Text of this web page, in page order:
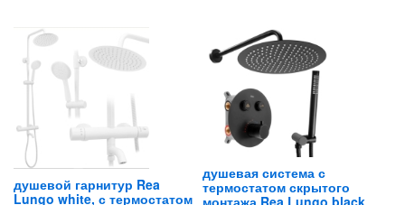
душевой гарнитур Rea
Lungo white, с термостатом
душевая система с
термостатом скрытого